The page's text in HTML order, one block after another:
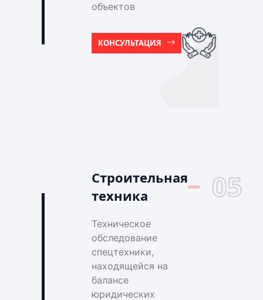
объектов
КОНСУЛЬТАЦИЯ
Строительная
техника
05
Техническое
обследование
спецтехники,
находящейся на
балансе
юридических